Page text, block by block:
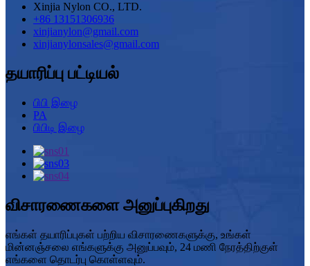
Xinjia Nylon CO., LTD.
+86 13151306936
xinjianylon@gmail.com
xinjianylonsales@gmail.com
தயாரிப்பு பட்டியல்
பிபி இழை
PA
பிபிடி இழை
விசாரணைகளை அனுப்புகிறது
எங்கள் தயாரிப்புகள் பற்றிய விசாரணைகளுக்கு, உங்கள்
மின்னஞ்சலை எங்களுக்கு அனுப்பவும், 24 மணி நேரத்திற்குள்
எங்களை தொடர்பு கொள்ளவும்.